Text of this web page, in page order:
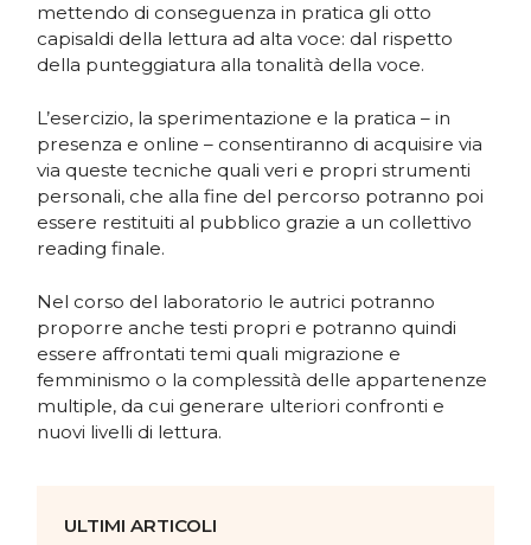
mettendo di conseguenza in pratica gli otto
capisaldi della lettura ad alta voce: dal rispetto
della punteggiatura alla tonalità della voce.
L’esercizio, la sperimentazione e la pratica – in
presenza e online – consentiranno di acquisire via
via queste tecniche quali veri e propri strumenti
personali, che alla fine del percorso potranno poi
essere restituiti al pubblico grazie a un collettivo
reading finale.
Nel corso del laboratorio le autrici potranno
proporre anche testi propri e potranno quindi
essere affrontati temi quali migrazione e
femminismo o la complessità delle appartenenze
multiple, da cui generare ulteriori confronti e
nuovi livelli di lettura.
ULTIMI ARTICOLI